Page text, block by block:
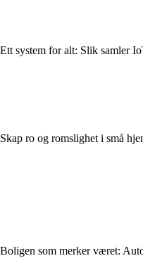
Ett system for alt: Slik samler
Skap ro og romslighet i små
Boligen som merker været: